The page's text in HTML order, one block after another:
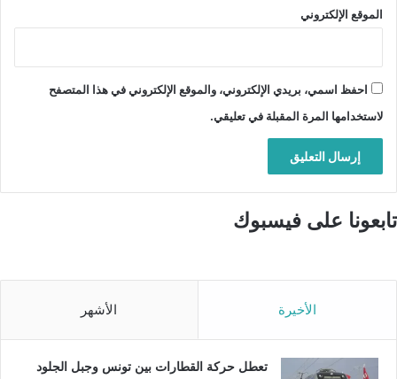
الموقع الإلكتروني
احفظ اسمي، بريدي الإلكتروني، والموقع الإلكتروني في هذا المتصفح
لاستخدامها المرة المقبلة في تعليقي.
تابعونا على فيسبوك
الأخيرة الأشهر
تعطل حركة القطارات بين تونس وجبل الجلود